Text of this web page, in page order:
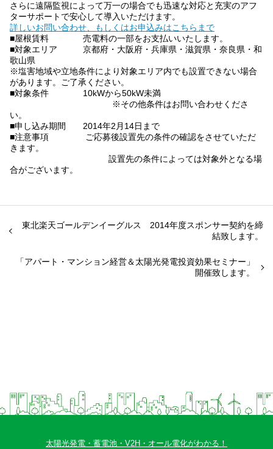
さらに遠隔監視によって万一の場合でも迅速な対応と充実のアフ
ターサポートで安心して導入いただけます。
詳しいお問い合わせ、もしくはお申込みはこちらまで
■屋根賃料 売電料の一部をお支払いいたします。
■対象エリア 京都府・大阪府・兵庫県・滋賀県・奈良県・和
歌山県
※塩害地域や立地条件により対象エリア内でも設置できない場合
があります。ご了承ください。
■対象条件 10kWから50kW未満
※その他条件はお問い合わせくださ
い。
■申し込み期間 2014年2月14日まで
■注意事項 ご応募後設置先の条件の確認をさせていただ
きます。
設置先の条件によっては対象外となる場
合がございます。
「アパート・マンション経営＆太陽光発電投資効果セミナー」
開催致します。
東北楽天ゴールデンイーグルス 2014年度スポンサー契約を締
結致します。
太陽光発電・蓄電池・V2H・オール電化がわかる！